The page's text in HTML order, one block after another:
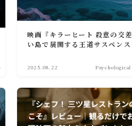
映画『キラーヒート 殺意の交
い島で展開する王道サスペンス
2025.08.22